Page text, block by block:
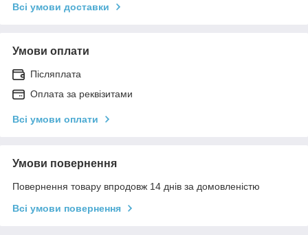
Всі умови доставки
Умови оплати
Післяплата
Оплата за реквізитами
Всі умови оплати
Умови повернення
Повернення товару впродовж 14 днів за домовленістю
Всі умови повернення